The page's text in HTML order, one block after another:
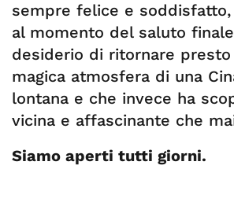
sempre felice e soddisfatto,
al momento del saluto
desiderio di ritornare
magica atmosfera di una
lontana e che invece ha
vicina e affascinante che
Siamo aperti tutti giorni.